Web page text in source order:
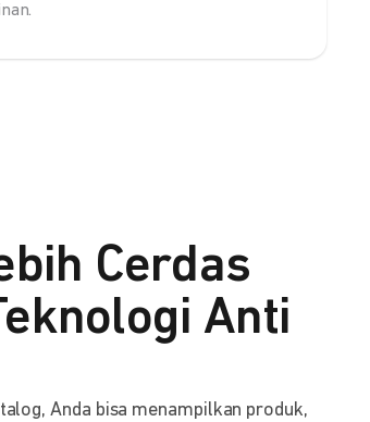
Cerdas
Anti
Anda bisa menampilkan produk,